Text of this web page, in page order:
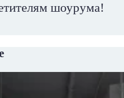
шоурума!